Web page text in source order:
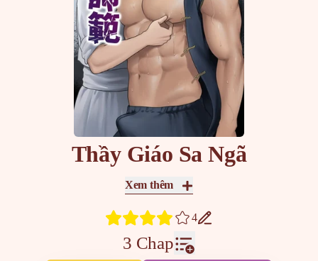
Thầy Giáo Sa Ngã
Xem thêm
4
3 Chap